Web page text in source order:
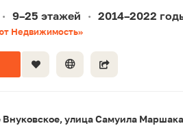
• 9–25 этажей • 2014–2022
Недвижимость»
Внуковское, улица Самуила